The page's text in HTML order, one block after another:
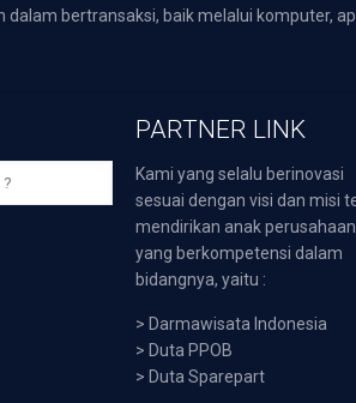
dalam bertransaksi, baik melalui komputer,
PARTNER LINK
Kami yang selalu berinovasi
sesuai dengan visi dan misi
mendirikan anak perusahaan
yang berkompetensi dalam
bidangnya, yaitu :
> Darmawisata Indonesia
> Duta PPOB
> Duta Sparepart